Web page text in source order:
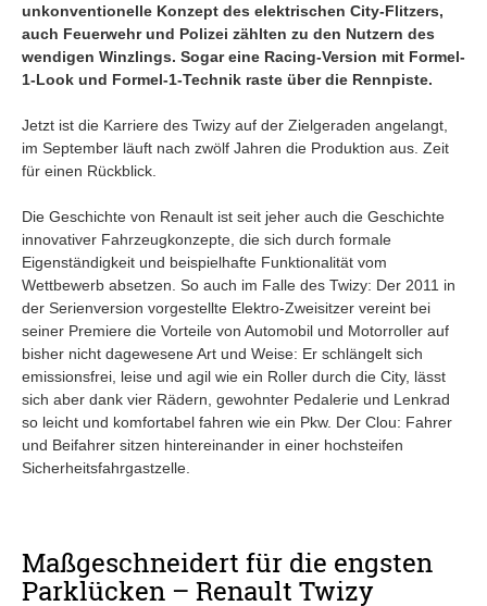
unkonventionelle Konzept des elektrischen City-Flitzers,
auch Feuerwehr und Polizei zählten zu den Nutzern des
wendigen Winzlings. Sogar eine Racing-Version mit Formel-
1-Look und Formel-1-Technik raste über die Rennpiste.
Jetzt ist die Karriere des Twizy auf der Zielgeraden angelangt,
im September läuft nach zwölf Jahren die Produktion aus. Zeit
für einen Rückblick.
Die Geschichte von Renault ist seit jeher auch die Geschichte
innovativer Fahrzeugkonzepte, die sich durch formale
Eigenständigkeit und beispielhafte Funktionalität vom
Wettbewerb absetzen. So auch im Falle des Twizy: Der 2011 in
der Serienversion vorgestellte Elektro-Zweisitzer vereint bei
seiner Premiere die Vorteile von Automobil und Motorroller auf
bisher nicht dagewesene Art und Weise: Er schlängelt sich
emissionsfrei, leise und agil wie ein Roller durch die City, lässt
sich aber dank vier Rädern, gewohnter Pedalerie und Lenkrad
so leicht und komfortabel fahren wie ein Pkw. Der Clou: Fahrer
und Beifahrer sitzen hintereinander in einer hochsteifen
Sicherheitsfahrgastzelle.
Maßgeschneidert für die engsten
Parklücken – Renault Twizy